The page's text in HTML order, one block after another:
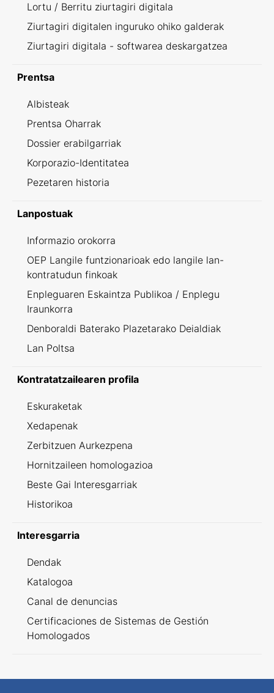
Lortu / Berritu ziurtagiri digitala
Ziurtagiri digitalen inguruko ohiko galderak
Ziurtagiri digitala - softwarea deskargatzea
Prentsa
Albisteak
Prentsa Oharrak
Dossier erabilgarriak
Korporazio-Identitatea
Pezetaren historia
Lanpostuak
Informazio orokorra
OEP Langile funtzionarioak edo langile lan-
kontratudun finkoak
Enpleguaren Eskaintza Publikoa / Enplegu
Iraunkorra
Denboraldi Baterako Plazetarako Deialdiak
Lan Poltsa
Kontratatzailearen profila
Eskuraketak
Xedapenak
Zerbitzuen Aurkezpena
Hornitzaileen homologazioa
Beste Gai Interesgarriak
Historikoa
Interesgarria
Dendak
Katalogoa
Canal de denuncias
Certificaciones de Sistemas de Gestión
Homologados